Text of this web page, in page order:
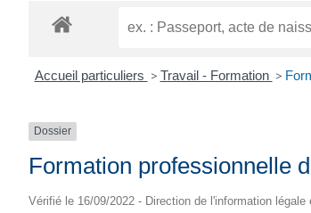
MARSILLY
Accueil particuliers > Travail - Formation >
Dossier
Formation professionnelle
Vérifié le 16/09/2022 - Direction de l'information